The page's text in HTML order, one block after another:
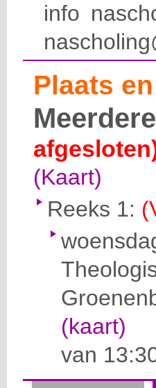
info
Plaats
(Kaart)
Reeks 1:
(kaart)
van